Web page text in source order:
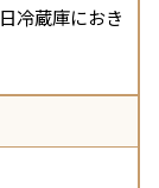
冷蔵庫におき